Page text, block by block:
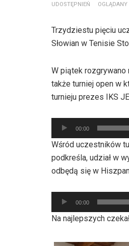
UDOSTĘPNIEŃ OGLĄDANY
Trzydziestu pięciu
Słowian w Tenisie
W piątek rozgrywano
także turniej open w
turnieju prezes IKS
Odtwarzacz
plików
dźwiękowych
00:00
Wśród uczestników
podkreśla, udział w
odbędą się w
Odtwarzacz
plików
dźwiękowych
00:00
Na najlepszych